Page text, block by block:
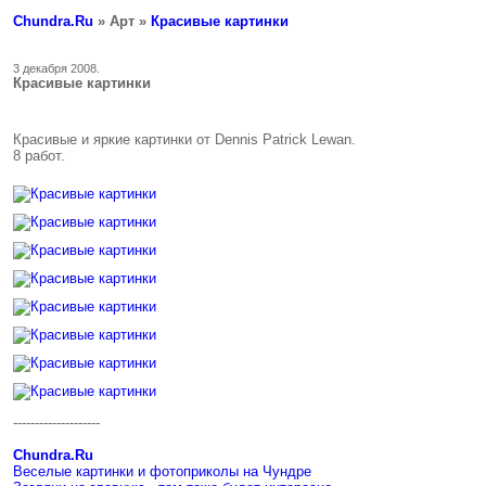
Chundra.Ru » Арт » Красивые картинки
3 декабря 2008.
Красивые картинки
Красивые и яркие картинки от Dennis Patrick Lewan.
8 работ.
--------------------
Chundra.Ru
Веселые картинки и фотоприколы на Чундре